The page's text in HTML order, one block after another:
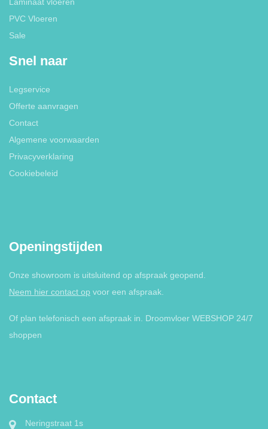
Laminaat vloeren
PVC Vloeren
Sale
Snel naar
Legservice
Offerte aanvragen
Contact
Algemene voorwaarden
Privacyverklaring
Cookiebeleid
Openingstijden
Onze showroom is uitsluitend op afspraak geopend.
Neem hier contact op voor een afspraak.
Of plan telefonisch een afspraak in. Droomvloer WEBSHOP 24/7
shoppen
Contact
Neringstraat 1s